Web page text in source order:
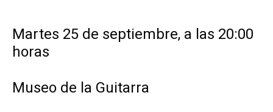
Martes 25 de septiembre, a las 20:00
horas
Museo de la Guitarra